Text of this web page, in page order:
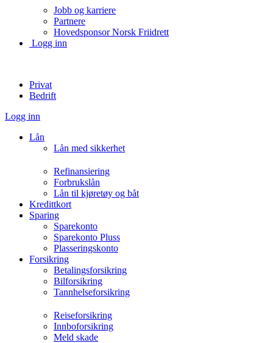
Jobb og karriere
Partnere
Hovedsponsor Norsk Friidrett
Logg inn
Privat
Bedrift
Logg inn
Lån
Lån med sikkerhet
Refinansiering
Forbrukslån
Lån til kjøretøy og båt
Kredittkort
Sparing
Sparekonto
Sparekonto Pluss
Plasseringskonto
Forsikring
Betalingsforsikring
Bilforsikring
Tannhelseforsikring
Reiseforsikring
Innboforsikring
Meld skade